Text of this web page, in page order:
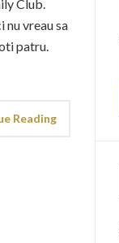
Club.
nu vreau sa
patru.
Reading